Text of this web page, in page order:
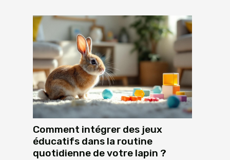
Comment intégrer des jeux
éducatifs dans la routine
quotidienne de votre lapin ?